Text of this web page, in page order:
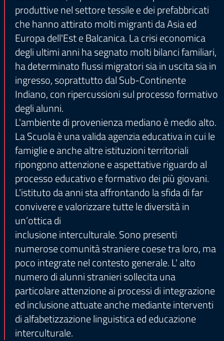
produttive nel settore tessile e dei prefabbricati
che hanno attirato molti migranti da Asia ed
Europa dell'Est e Balcanica. La crisi economica
degli ultimi anni ha segnato molti bilanci familiari,
ha determinato flussi migratori sia in uscita sia in
ingresso, soprattutto dal Sub-Continente
Indiano, con ripercussioni sul processo formativo
degli alunni.
L'ambiente di provenienza mediano è medio alto.
La Scuola è una valida agenzia educativa in cui le
famiglie e anche altre istituzioni territoriali
ripongono attenzione e aspettative riguardo al
processo educativo e formativo dei più giovani.
L'istituto da anni sta affrontando la sfida di far
convivere e valorizzare tutte le diversità in
un’ottica di
inclusione interculturale. Sono presenti
numerose comunità straniere coese tra loro, ma
poco integrate nel contesto generale. L' alto
numero di alunni stranieri sollecita una
particolare attenzione ai processi di integrazione
ed inclusione attuate anche mediante interventi
di alfabetizzazione linguistica ed educazione
interculturale.